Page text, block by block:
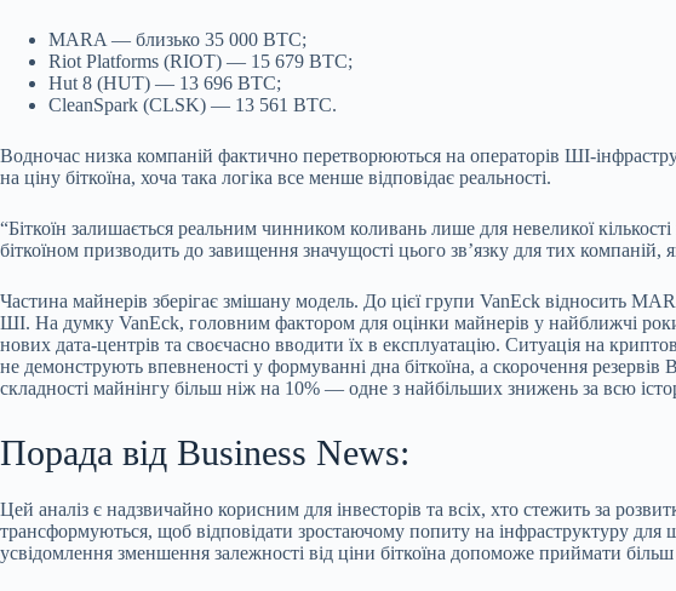
MARA — близько 35 000 BTC;
Riot Platforms (RIOT) — 15 679 BTC;
Hut 8 (HUT) — 13 696 BTC;
CleanSpark (CLSK) — 13 561 BTC.
Водночас низка компаній фактично перетворюються на операторів ШІ-
на ціну біткоїна, хоча така логіка все менше відповідає реальності.
“Біткоїн залишається реальним чинником коливань лише для невеликої
біткоїном призводить до завищення значущості цього зв’язку для тих
Частина майнерів зберігає змішану модель. До цієї групи VanEck відносить
ШІ. На думку VanEck, головним фактором для оцінки майнерів у найближчі роки
нових дата-центрів та своєчасно вводити їх в експлуатацію. Ситуація на
не демонструють впевненості у формуванні дна біткоїна, а скорочення
складності майнінгу більш ніж на 10% — одне з найбільших знижень за всю
Порада від Business News:
Цей аналіз є надзвичайно корисним для інвесторів та всіх, хто стежить за
трансформуються, щоб відповідати зростаючому попиту на інфраструктуру для
усвідомлення зменшення залежності від ціни біткоїна допоможе приймати